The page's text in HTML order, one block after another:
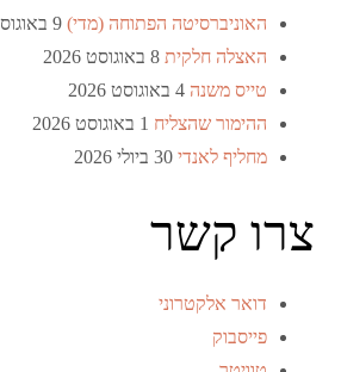
האוניברסיטה הפתוחה (מדי) 9 באוגוסט 2026
האצלה חלקית 8 באוגוסט 2026
טייס משנה 4 באוגוסט 2026
ההימור שהצליח 1 באוגוסט 2026
מחליף לאנדי 30 ביולי 2026
צרו קשר
דואר אלקטרוני
פייסבוק